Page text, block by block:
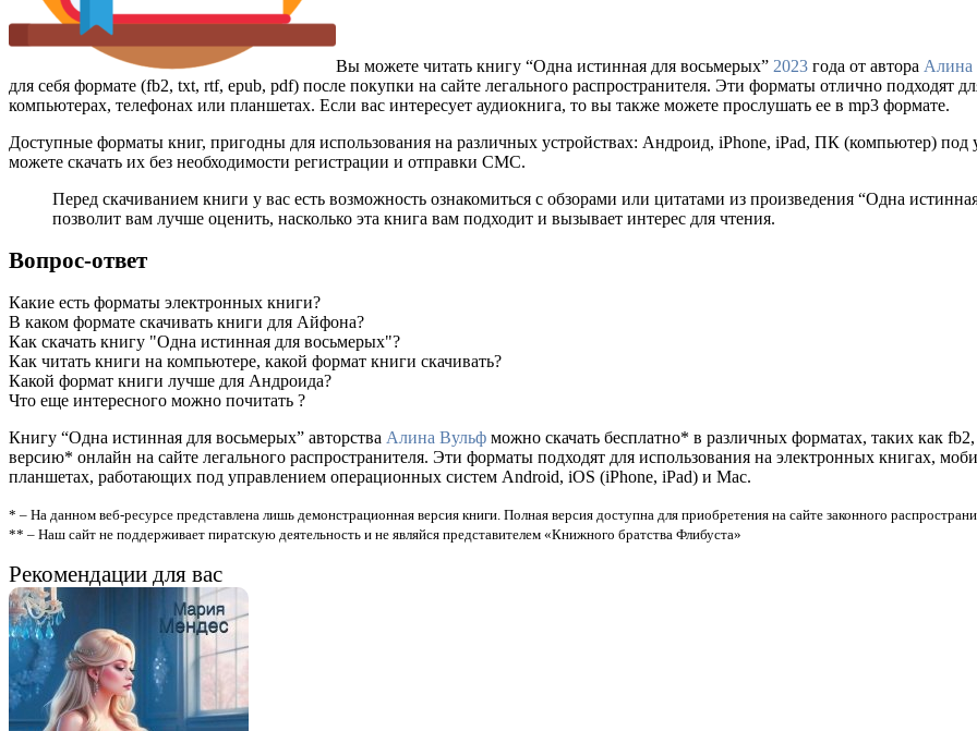
Вы можете читать книгу “Одна истинная для восьмерых” 2023 года от автора Алина
для себя формате (fb2, txt, rtf, epub, pdf) после покупки на сайте легального распространителя. Эти форматы отлично подходят
компьютерах, телефонах или планшетах. Если вас интересует аудиокнига, то вы также можете прослушать ее в mp3 формате.
Доступные форматы книг, пригодны для использования на различных устройствах: Андроид, iPhone, iPad, ПК (компьютер)
можете скачать их без необходимости регистрации и отправки СМС.
Перед скачиванием книги у вас есть возможность ознакомиться с обзорами или цитатами из произведения “Одна
позволит вам лучше оценить, насколько эта книга вам подходит и вызывает интерес для чтения.
Вопрос-ответ
Какие есть форматы электронных книги?
В каком формате скачивать книги для Айфона?
Как скачать книгу "Одна истинная для восьмерых"?
Как читать книги на компьютере, какой формат книги скачивать?
Какой формат книги лучше для Андроида?
Что еще интересного можно почитать ?
Книгу “Одна истинная для восьмерых” авторства Алина Вульф можно скачать бесплатно* в различных форматах, таких как
версию* онлайн на сайте легального распространителя. Эти форматы подходят для использования на электронных книгах,
планшетах, работающих под управлением операционных систем Android, iOS (iPhone, iPad) и Mac.
* – На данном веб-ресурсе представлена лишь демонстрационная версия книги. Полная версия доступна для приобретения на сайте законного
** – Наш сайт не поддерживает пиратскую деятельность и не являйся представителем «Книжного братства Флибуста»
Рекомендации для вас